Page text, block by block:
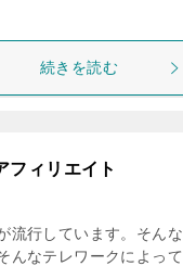
続きを読む
フィリエイト
流行しています。そんな
んなテレワークによって